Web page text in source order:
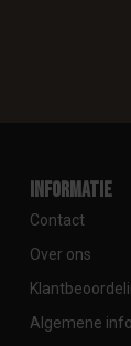
Informatie
Contact
Over ons
Algemene